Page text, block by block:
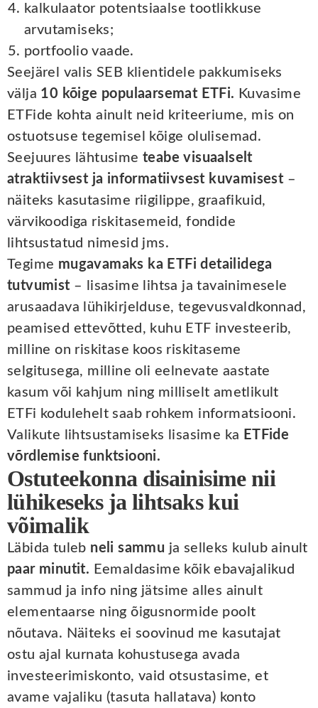
kalkulaator potentsiaalse tootlikkuse
arvutamiseks;
portfoolio vaade.
Seejärel valis SEB klientidele pakkumiseks
välja 10 kõige populaarsemat ETFi. Kuvasime
ETFide kohta ainult neid kriteeriume, mis on
ostuotsuse tegemisel kõige olulisemad.
Seejuures lähtusime teabe visuaalselt
atraktiivsest ja informatiivsest kuvamisest –
näiteks kasutasime riigilippe, graafikuid,
värvikoodiga riskitasemeid, fondide
lihtsustatud nimesid jms.
Tegime mugavamaks ka ETFi detailidega
tutvumist – lisasime lihtsa ja tavainimesele
arusaadava lühikirjelduse, tegevusvaldkonnad,
peamised ettevõtted, kuhu ETF investeerib,
milline on riskitase koos riskitaseme
selgitusega, milline oli eelnevate aastate
kasum või kahjum ning milliselt ametlikult
ETFi kodulehelt saab rohkem informatsiooni.
Valikute lihtsustamiseks lisasime ka ETFide
võrdlemise funktsiooni.
Ostuteekonna disainisime nii
lühikeseks ja lihtsaks kui
võimalik
Läbida tuleb neli sammu ja selleks kulub ainult
paar minutit. Eemaldasime kõik ebavajalikud
sammud ja info ning jätsime alles ainult
elementaarse ning õigusnormide poolt
nõutava. Näiteks ei soovinud me kasutajat
ostu ajal kurnata kohustusega avada
investeerimiskonto, vaid otsustasime, et
avame vajaliku (tasuta hallatava) konto